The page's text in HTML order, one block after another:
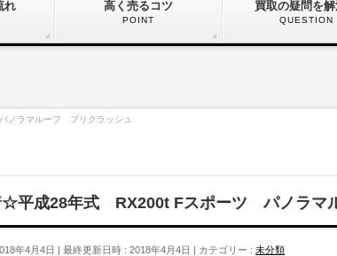
れ 高く売るコツ
POINT
買取の疑問を解
QUESTION
ラマルーフ プリクラッシュ
☆平成28年式 RX200t Fスポーツ パノラマ
年4月4日 最終更新日時 : 2018年4月4日 カテゴリー : 未分類